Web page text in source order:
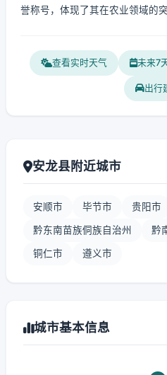
誉称号，体现了其在农业领域的突
查看实时天气 未来7
出行
安龙县附近城市
安顺市 毕节市 贵阳市
黔东南苗族侗族自治州 黔
铜仁市 遵义市
城市基本信息